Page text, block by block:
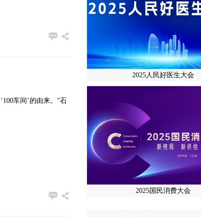
车间’的由来。”石
2025人民好医生大会
2025国民消费大会